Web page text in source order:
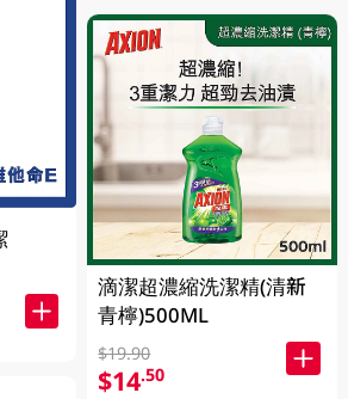
滴潔超濃縮洗潔精(清新
青檸)500ML
$19.90
$14.50